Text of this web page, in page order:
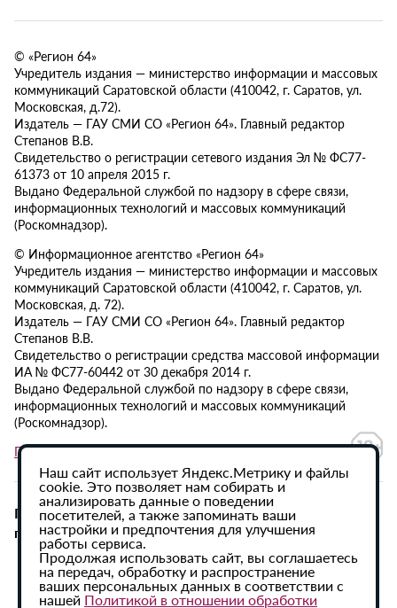
© «Регион 64»
Учредитель издания — министерство информации и массовых
коммуникаций Саратовской области (410042, г. Саратов, ул.
Московская, д.72).
Издатель — ГАУ СМИ СО «Регион 64». Главный редактор
Степанов В.В.
Свидетельство о регистрации сетевого издания Эл № ФС77-
61373 от 10 апреля 2015 г.
Выдано Федеральной службой по надзору в сфере связи,
информационных технологий и массовых коммуникаций
(Роскомнадзор).
© Информационное агентство «Регион 64»
Учредитель издания — министерство информации и массовых
коммуникаций Саратовской области (410042, г. Саратов, ул.
Московская, д. 72).
Издатель — ГАУ СМИ СО «Регион 64». Главный редактор
Степанов В.В.
Свидетельство о регистрации средства массовой информации
ИА № ФС77-60442 от 30 декабря 2014 г.
Выдано Федеральной службой по надзору в сфере связи,
информационных технологий и массовых коммуникаций
(Роскомнадзор).
Политика в отношении обработки персональных данных
При использовании материалов сайта активная
гиперссылка на ИА «Регион 64» обязательна.
Наш сайт использует Яндекс.Метрику и файлы
cookie. Это позволяет нам собирать и
анализировать данные о поведении
посетителей, а также запоминать ваши
настройки и предпочтения для улучшения
работы сервиса.
Продолжая использовать сайт, вы соглашаетесь
на передач, обработку и распространение
ваших персональных данных в соответствии с
нашей Политикой в отношении обработки